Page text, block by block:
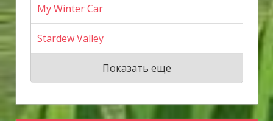
My Winter Car
Stardew Valley
Показать еще